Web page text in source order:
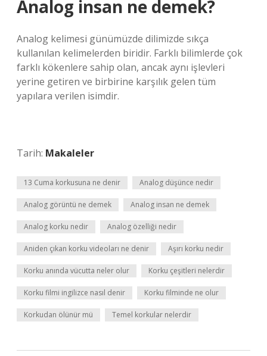
Analog insan ne demek?
Analog kelimesi günümüzde dilimizde sıkça
kullanılan kelimelerden biridir. Farklı bilimlerde çok
farklı kökenlere sahip olan, ancak aynı işlevleri
yerine getiren ve birbirine karşılık gelen tüm
yapılara verilen isimdir.
Tarih: Makaleler
13 Cuma korkusuna ne denir Analog düşünce nedir
Analog görüntü ne demek Analog insan ne demek
Analog korku nedir Analog özelliği nedir
Aniden çıkan korku videoları ne denir Aşırı korku nedir
Korku anında vücutta neler olur Korku çeşitleri nelerdir
Korku filmi ingilizce nasıl denir Korku filminde ne olur
Korkudan ölünür mü Temel korkular nelerdir